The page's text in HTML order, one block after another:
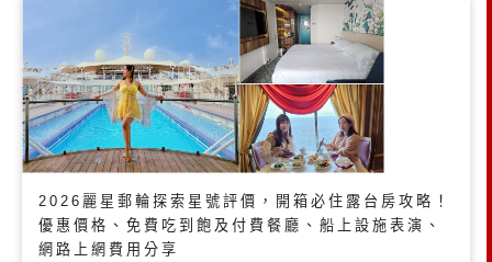
2026麗星郵輪探索星號評價，開箱必住露台房攻略！
優惠價格、免費吃到飽及付費餐廳、船上設施表演、
網路上網費用分享